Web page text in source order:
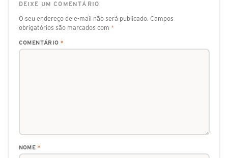
DEIXE UM COMENTÁRIO
O seu endereço de e-mail não será publicado. Campos
obrigatórios são marcados com *
COMENTÁRIO *
NOME *